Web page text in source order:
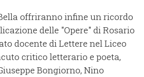
offriranno infine un ricordo
delle "Opere" di Rosario
docente di Lettere nel Liceo
critico letterario e poeta,
Bongiorno, Nino